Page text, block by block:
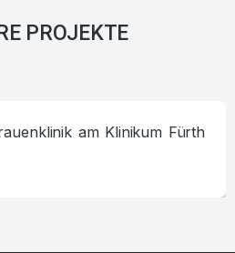
PROJEKTE
am Klinikum Fürth